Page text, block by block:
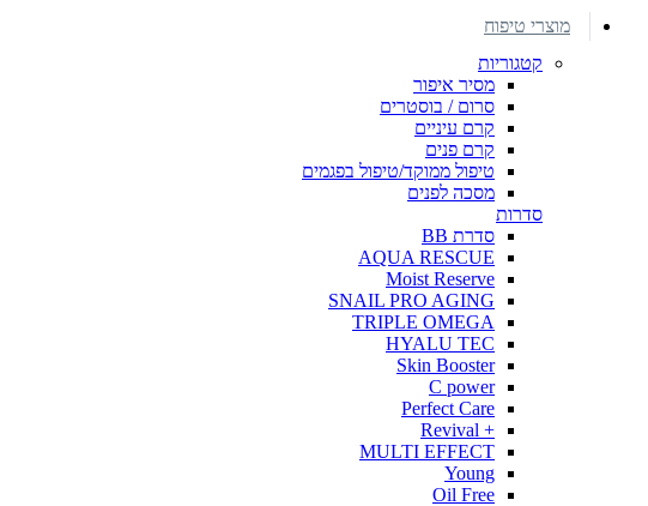
מוצרי טיפוח
קטגוריות
מסיר איפור
סרום / בוסטרים
קרם עיניים
קרם פנים
טיפול ממוקד/טיפול בפגמים
מסכה לפנים
סדרות
סדרת BB
AQUA RESCUE
Moist Reserve
SNAIL PRO AGING
TRIPLE OMEGA
HYALU TEC
Skin Booster
C power
Perfect Care
+ Revival
MULTI EFFECT
Young
Oil Free